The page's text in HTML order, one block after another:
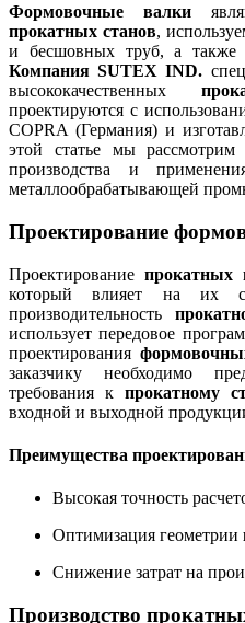
Формовочные валки
прокатных станов,
и бесшовных труб, а также
Компания SUTEX IND.
высококачественных
проектируются с
COPRA (Германия) и
этой статье мы рассмотрим
производства и
металлообрабатывающей
Проектирование
Проектирование прокатных
который влияет на их
производительность
использует передовое
проектирования
заказчику необходимо
требования к прокатному
входной и выходной
Преимущества
Высокая точность
Оптимизация геометрии
Снижение затрат на
Производство